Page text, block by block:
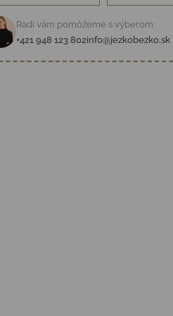
Radi vám pomôžeme s výberom
+421 948 123 802info@jezkobezko.sk